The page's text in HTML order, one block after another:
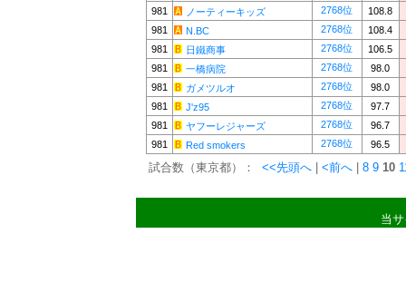
981
ノーティーキッズ 2768位
108.8
981
N.BC 2768位
108.4
981
日鐵商事 2768位
106.5
981
一橋病院 2768位
98.0
981
ガメツルオ 2768位
98.0
981
J'z95 2768位
97.7
981
ヤフーレジャーズ 2768位
96.7
981
Red smokers 2768位 96.5
試合数（東京都）： <<先頭へ <前へ 8 9 10
当